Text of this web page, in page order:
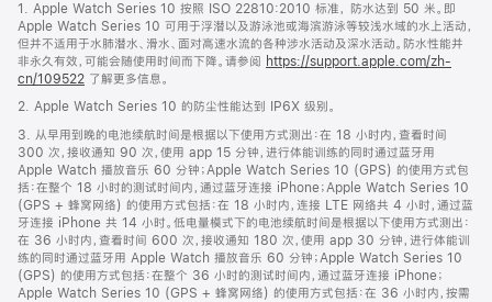
页
页
脚
注
1. Apple Watch Series 10 按照 ISO 22810:2010 标准， 防水达到 50 米。即
Apple Watch Series 10 可用于浮潜以及游泳池或海滨游泳等较浅水域的水上活动，
但并不适用于水肺潜水、滑水、面对高速水流的各种涉水活动及深水活动。防水性能并
非永久有效，可能会随使用时间而下降。请参阅 https://support.apple.com/zh-
cn/109522 了解更多信息。
2. Apple Watch Series 10 的防尘性能达到 IP6X 级别。
3. 从早用到晚的电池续航时间是根据以下使用方式测出：在 18 小时内，查看时间
300 次，接收通知 90 次，使用 app 15 分钟，进行体能训练的同时通过蓝牙用
Apple Watch 播放音乐 60 分钟；Apple Watch Series 10 (GPS) 的使用方式包
括：在整个 18 小时的测试时间内，通过蓝牙连接 iPhone；Apple Watch Series 10
(GPS + 蜂窝网络) 的使用方式包括：在 18 小时内，连接 LTE 网络共 4 小时，通过蓝
牙连接 iPhone 共 14 小时。低电量模式下的电池续航时间是根据以下使用方式测出：
在 36 小时内，查看时间 600 次，接收通知 180 次，使用 app 30 分钟，进行体能训
练的同时通过蓝牙用 Apple Watch 播放音乐 60 分钟；Apple Watch Series 10
(GPS) 的使用方式包括：在整个 36 小时的测试时间内，通过蓝牙连接 iPhone；
Apple Watch Series 10 (GPS + 蜂窝网络) 的使用方式包括：在 36 小时内，按需